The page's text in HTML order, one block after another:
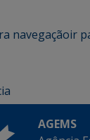
navegaçãoir
AGEMS